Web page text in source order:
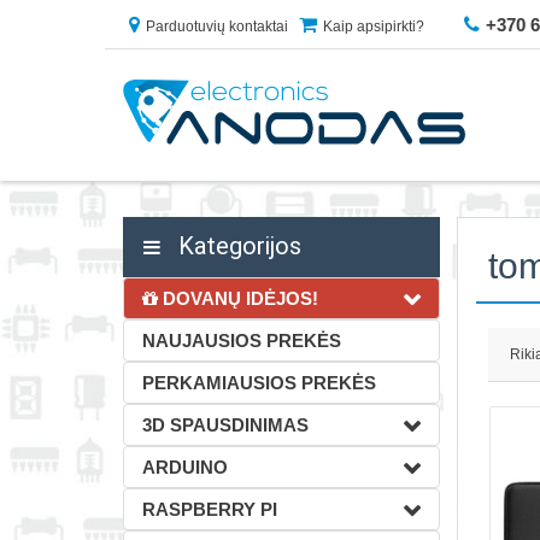
Parduotuvių kontaktai Kaip apsipirkti? +370
Kategorijos
DOVANŲ IDĖJOS!
NAUJAUSIOS PREKĖS
PERKAMIAUSIOS PREKĖS
3D SPAUSDINIMAS
ARDUINO
RASPBERRY PI